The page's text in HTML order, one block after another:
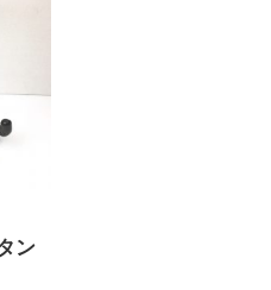
ン